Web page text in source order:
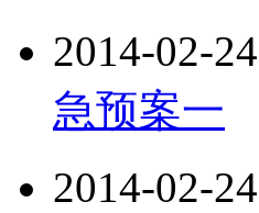
2014-02-
急预案一
2014-02-